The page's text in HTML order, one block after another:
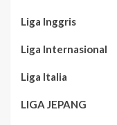
Liga Inggris
Liga Internasional
Liga Italia
LIGA JEPANG